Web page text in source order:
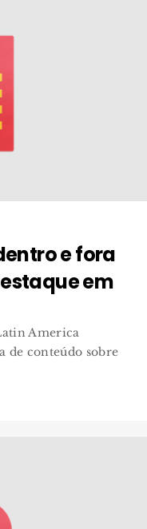
e fora
em
America
de conteúdo sobre